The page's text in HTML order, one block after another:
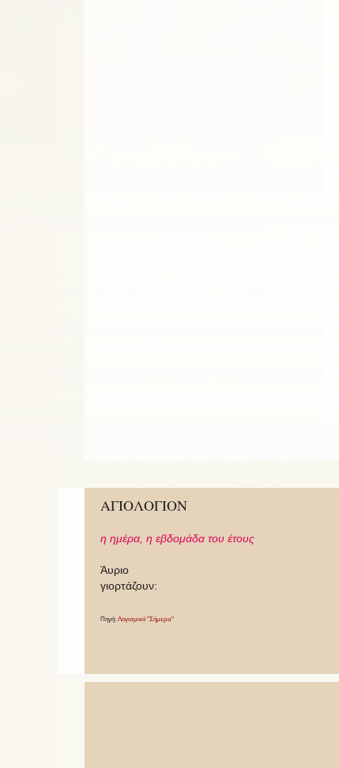
ΑΓΙΟΛΟΓΙΟΝ
η ημέρα, η εβδομάδα του έτους
Άυριο
γιορτάζουν:
Πηγή: Λογισμικό "Σήμερα"